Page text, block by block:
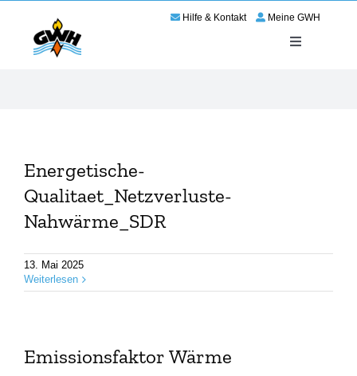
springen
Hilfe & Kontakt Meine GWH
Toggle
Wir für Haßloch
Netze
Karriere
Energetische-
Qualitaet_Netzverluste-
Nahwärme_SDR
13. Mai 2025
Weiterlesen
Emissionsfaktor Wärme